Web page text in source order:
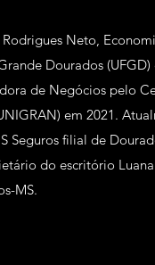
Rodrigues Neto,
Dourados
de Negócios pelo
em 2021.
Seguros filial de
do escritório
MS.